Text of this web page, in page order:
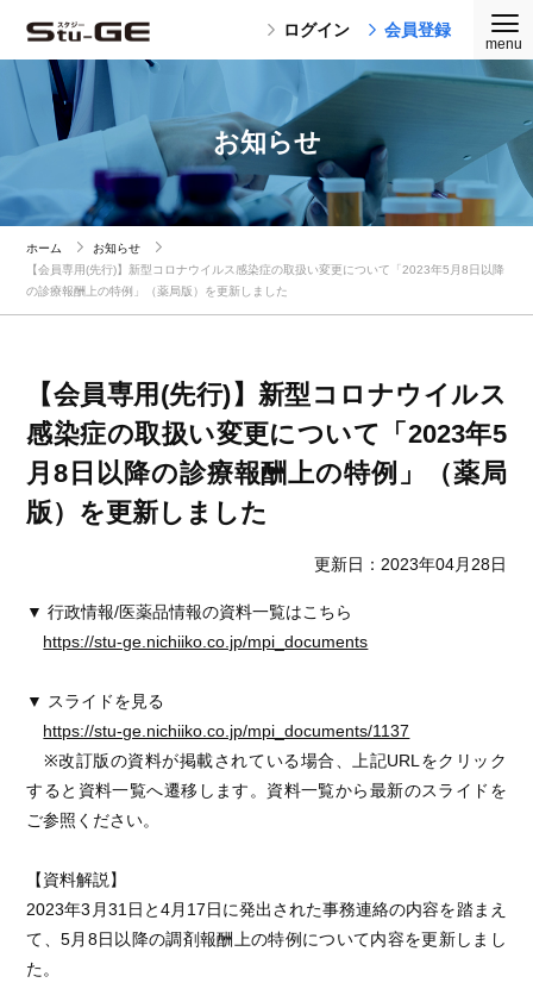
ログイン 会員登録
お知らせ
ホーム
お知らせ
【会員専用(先行)】新型コロナウイルス感染症の取扱い変更について「2023年5月8日以降
の診療報酬上の特例」（薬局版）を更新しました
【会員専用(先行)】新型コロナウイルス
感染症の取扱い変更について「2023年5
月8日以降の診療報酬上の特例」（薬局
版）を更新しました
更新日：2023年04月28日
▼ 行政情報/医薬品情報の資料一覧はこちら
https://stu-ge.nichiiko.co.jp/mpi_documents
▼ スライドを見る
https://stu-ge.nichiiko.co.jp/mpi_documents/1137
※改訂版の資料が掲載されている場合、上記URLをクリック
すると資料一覧へ遷移します。資料一覧から最新のスライドを
ご参照ください。
【資料解説】
2023年3月31日と4月17日に発出された事務連絡の内容を踏まえ
て、5月8日以降の調剤報酬上の特例について内容を更新しまし
た。